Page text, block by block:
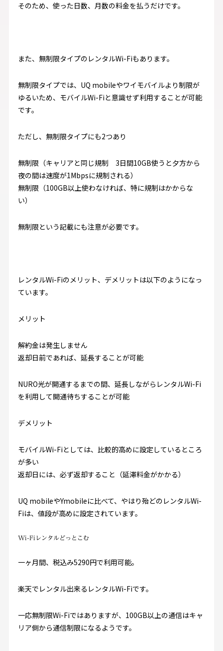
そのため、使った日数、月数の料金を払うだけです。
また、無制限タイプのレンタルWi-Fiもあります。
無制限タイプでは、UQ mobileやワイモバイルより制限が
ゆるいため、モバイルWi-Fiと意識せず利用することが可能
です。
ただし、無制限タイプにも2つあり
無制限（キャリアと同じ規制 3日間10GB使うと夕方から
夜の間は速度が1Mbpsに規制される）
無制限（100GB以上使わなければ、特に規制はかからな
い）
無制限という記載にも注意が必要です。
レンタルWi-Fiのメリット、デメリットは以下のようになっ
ています。
メリット
解約金は発生しません
返却日前であれば、延長することが可能
NURO光が開通するまでの間、延長しながらレンタルWi-Fi
を利用して開通待ちすることが可能
デメリット
モバイルWi-Fiとしては、比較的高めに設定しているところ
が多い
返却日には、必ず返却すること（延滞料金がかかる）
UQ mobileやYmobileに比べて、やはり殆どのレンタルWi-
Fiは、値段が高めに設定されています。
Wi-Fiレンタルどっとこむ
一ヶ月間、税込み5290円で利用可能。
楽天でレンタル出来るレンタルWi-Fiです。
一応無制限Wi-Fiではありますが、100GB以上の通信はキャ
リア側から通信制限になるようです。